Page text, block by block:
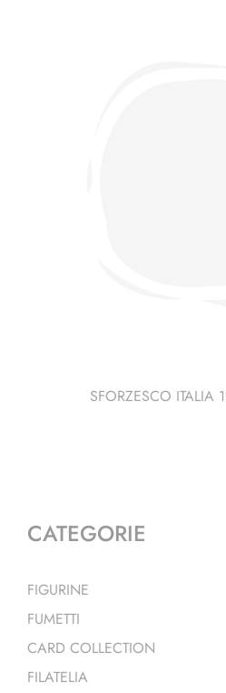
SFORZESCO ITALIA
CATEGORIE
FIGURINE
FUMETTI
CARD COLLECTION
FILATELIA